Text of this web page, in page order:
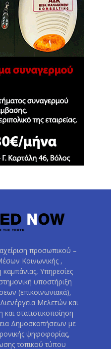
προσωπικού –
Κοινωνικής ,
Υπηρεσίες
υποστήριξη
(επικοινωνιακά),
Μελετών και
στατιστικοποίηση
Δημοσκοπήσεων με
ψηφοφορίας,
τοπικού τύπου